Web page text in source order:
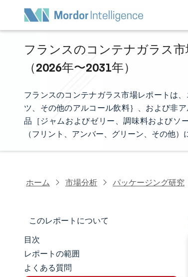
フランスのコンテナガラス
（2026年〜2031年）
フランスのコンテナガラス市場レポートは
ツ、その他のアルコール飲料｝、および非
品［ジャムおよびゼリー、調味料およびソ
（フリント、アンバー、グリーン、その他
ホーム 市場分析 パッケージング研究
このレポートについて
市場規模とシェア
市場分析
目次
レポートの範囲
よくある質問